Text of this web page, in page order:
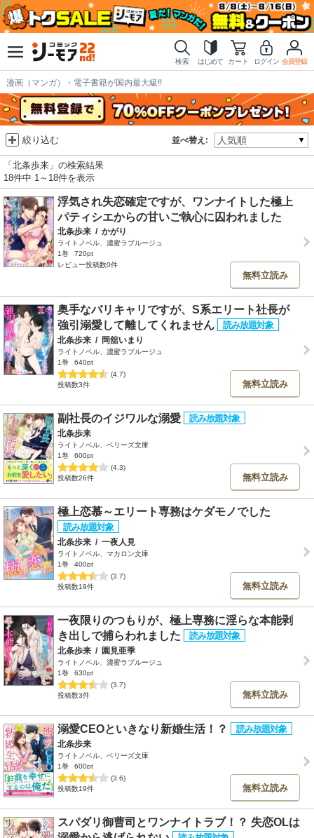
検索 はじめて カート ログイン 会員登録
漫画（マンガ）・電子書籍が国内最大級!!
並べ替え:
絞り込む
「北条歩来」の検索結果
18件中 1～18件を表示
浮気され失恋確定ですが、ワンナイトした極上
パティシエからの甘いご執心に囚われました
北条歩来 / かがり
ライトノベル、濃蜜ラブルージュ
1巻
720pt
レビュー投稿数0件
無料立読み
奥手なバリキャリですが、S系エリート社長が
強引溺愛して離してくれません
北条歩来 / 岡舘いまり
ライトノベル、濃蜜ラブルージュ
1巻
640pt
(4.7)
投稿数3件
無料立読み
副社長のイジワルな溺愛
北条歩来
ライトノベル、ベリーズ文庫
1巻
600pt
(4.3)
投稿数26件
無料立読み
極上恋慕～エリート専務はケダモノでした
北条歩来 / 一夜人見
ライトノベル、マカロン文庫
1巻
400pt
(3.7)
投稿数19件
無料立読み
一夜限りのつもりが、極上専務に淫らな本能剥
き出しで捕らわれました
北条歩来 / 園見亜季
ライトノベル、濃蜜ラブルージュ
1巻
630pt
(3.7)
投稿数3件
無料立読み
溺愛CEOといきなり新婚生活！？
北条歩来
ライトノベル、ベリーズ文庫
1巻
600pt
(3.6)
投稿数19件
無料立読み
スパダリ御曹司とワンナイトラブ！？ 失恋OLは